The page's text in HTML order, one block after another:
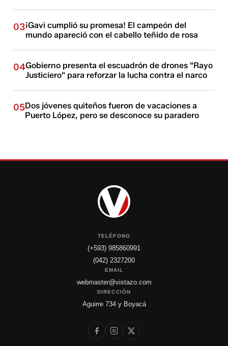
03¡Gavi cumplió su promesa! El campeón del
mundo apareció con el cabello teñido de rosa
04Gobierno presenta el escuadrón de drones "Rayo
Justiciero" para reforzar la lucha contra el narco
05Dos jóvenes quiteños fueron de vacaciones a
Puerto López, pero se desconoce su paradero
TELÉFONO
(+593) 985860991
(042) 2327200
EMAIL
webmaster@vistazo.com
DIRECCIÓN
Aguirre 734 y Boyacá